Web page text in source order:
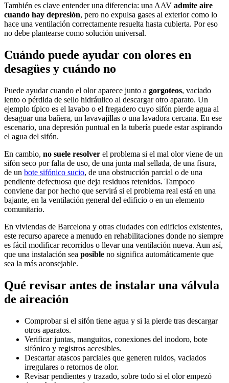
También es clave entender una diferencia: una AAV admite aire
cuando hay depresión, pero no expulsa gases al exterior como lo
hace una ventilación correctamente resuelta hasta cubierta. Por eso
no debe plantearse como solución universal.
Cuándo puede ayudar con olores en
desagües y cuándo no
Puede ayudar cuando el olor aparece junto a gorgoteos, vaciado
lento o pérdida de sello hidráulico al descargar otro aparato. Un
ejemplo típico es el lavabo o el fregadero cuyo sifón pierde agua al
desaguar una bañera, un lavavajillas o una lavadora cercana. En ese
escenario, una depresión puntual en la tubería puede estar aspirando
el agua del sifón.
En cambio, no suele resolver el problema si el mal olor viene de un
sifón seco por falta de uso, de una junta mal sellada, de una fisura,
de un bote sifónico sucio, de una obstrucción parcial o de una
pendiente defectuosa que deja residuos retenidos. Tampoco
conviene dar por hecho que servirá si el problema real está en una
bajante, en la ventilación general del edificio o en un elemento
comunitario.
En viviendas de Barcelona y otras ciudades con edificios existentes,
este recurso aparece a menudo en rehabilitaciones donde no siempre
es fácil modificar recorridos o llevar una ventilación nueva. Aun así,
que una instalación sea posible no significa automáticamente que
sea la más aconsejable.
Qué revisar antes de instalar una válvula
de aireación
Comprobar si el sifón tiene agua y si la pierde tras descargar
otros aparatos.
Verificar juntas, manguitos, conexiones del inodoro, bote
sifónico y registros accesibles.
Descartar atascos parciales que generen ruidos, vaciados
irregulares o retornos de olor.
Revisar pendientes y trazado, sobre todo si el olor empezó